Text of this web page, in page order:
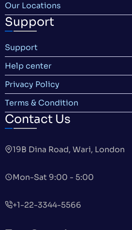
Our Locations
Support
Support
Help center
Privacy Policy
Terms & Condition
Contact Us
19B Dina Road, Wari, London
Mon-Sat 9:00 - 5:00
+1-22-3344-5566